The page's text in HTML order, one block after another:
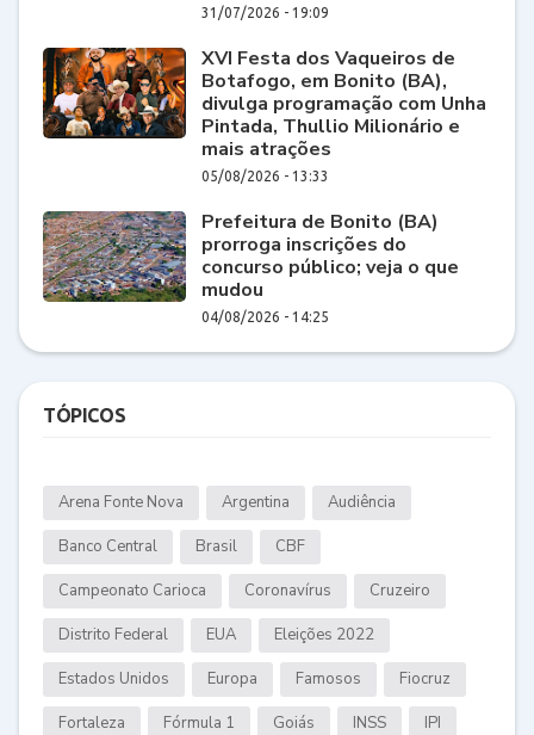
31/07/2026 - 19:09
XVI Festa dos Vaqueiros de
Botafogo, em Bonito (BA),
divulga programação com Unha
Pintada, Thullio Milionário e
mais atrações
05/08/2026 - 13:33
Prefeitura de Bonito (BA)
prorroga inscrições do
concurso público; veja o que
mudou
04/08/2026 - 14:25
TÓPICOS
Arena Fonte Nova Argentina Audiência
Banco Central Brasil CBF
Campeonato Carioca Coronavírus Cruzeiro
Distrito Federal EUA Eleições 2022
Estados Unidos Europa Famosos Fiocruz
Fortaleza Fórmula 1 Goiás INSS IPI